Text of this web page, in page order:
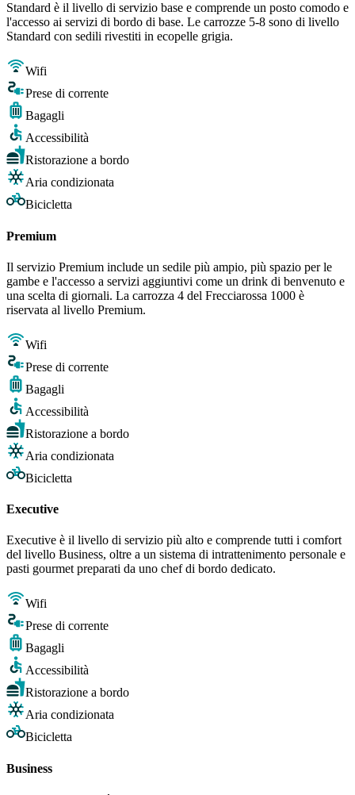
Standard è il livello di servizio base e comprende un posto comodo e
l'accesso ai servizi di bordo di base. Le carrozze 5-8 sono di livello
Standard con sedili rivestiti in ecopelle grigia.
Wifi
Prese di corrente
Bagagli
Accessibilità
Ristorazione a bordo
Aria condizionata
Bicicletta
Premium
Il servizio Premium include un sedile più ampio, più spazio per le
gambe e l'accesso a servizi aggiuntivi come un drink di benvenuto e
una scelta di giornali. La carrozza 4 del Frecciarossa 1000 è
riservata al livello Premium.
Wifi
Prese di corrente
Bagagli
Accessibilità
Ristorazione a bordo
Aria condizionata
Bicicletta
Executive
Executive è il livello di servizio più alto e comprende tutti i comfort
del livello Business, oltre a un sistema di intrattenimento personale e
pasti gourmet preparati da uno chef di bordo dedicato.
Wifi
Prese di corrente
Bagagli
Accessibilità
Ristorazione a bordo
Aria condizionata
Bicicletta
Business